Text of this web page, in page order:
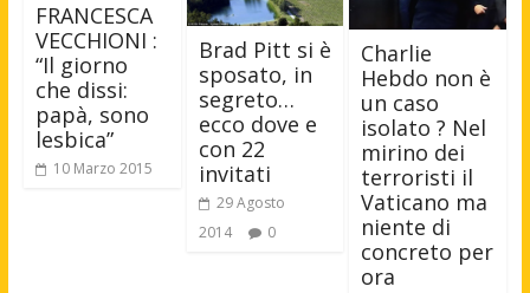
FRANCESCA
VECCHIONI :
“Il giorno
che dissi:
papà, sono
lesbica”
10 Marzo 2015
Brad Pitt si è
sposato, in
segreto…
ecco dove e
con 22
invitati
29 Agosto
2014
0
Charlie
Hebdo non è
un caso
isolato ? Nel
mirino dei
terroristi il
Vaticano ma
niente di
concreto per
ora